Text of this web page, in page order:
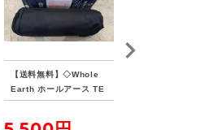
【送料無料】◇Whole
Earth ホールアース TE
NKU COT テンクウコッ